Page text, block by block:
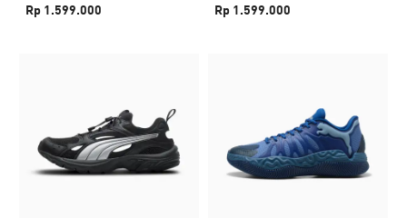
Rp 1.599.000
Rp 1.599.000